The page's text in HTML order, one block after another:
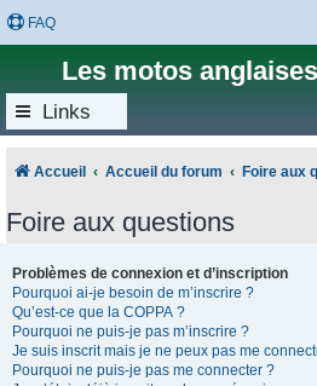
FAQ
Les motos
Links
Accueil Accueil du forum Foire aux
Foire aux questions
Problèmes de connexion et d’inscription
Pourquoi ai-je besoin de m’inscrire ?
Qu’est-ce que la COPPA ?
Pourquoi ne puis-je pas m’inscrire ?
Je suis inscrit mais je ne peux pas me
Pourquoi ne puis-je pas me connecter ?